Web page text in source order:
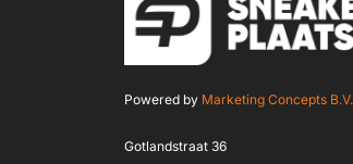
Powered by Marketing Concepts B.V.
Gotlandstraat 36